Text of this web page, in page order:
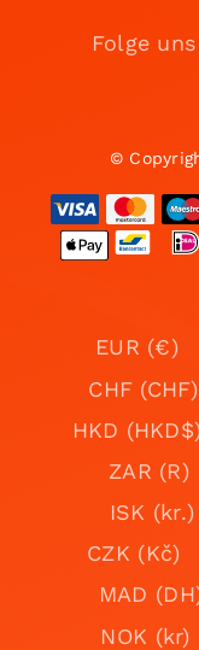
Folge
©
EUR (€)
CHF (CHF)
HKD
ZAR (R)
ISK (kr.)
CZK (Kč)
MAD
NOK (kr)